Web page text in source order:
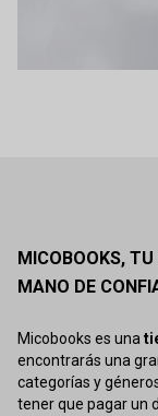
MICOBOOKS,
MANO DE
Micobooks es una
encontrarás una
categorías y
tener que pagar un